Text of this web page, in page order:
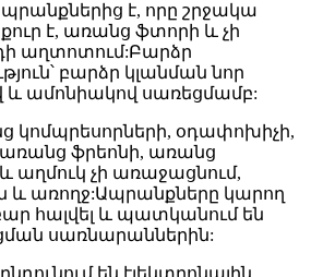
է, որը շրջակա
է, առանց ֆտորի և չի
աղտոտում:Բարձր
բարձր կլանման նոր
և ամոնիակով սառեցմամբ:
կոմպրեսորների, օդափոխիչի,
ֆրեոնի, առանց
աղմուկ չի առաջացնում,
և առողջ:Ապրանքները կարող
հալվել և պատկանում են
սառնարաններին: